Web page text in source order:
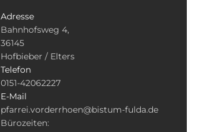
Adresse
Bahnhofsweg 4,
36145
Hofbieber / Elters
Telefon
0151-42062227
E-Mail
pfarrei.vorderrhoen@bistum-fulda.de
Bürozeiten: